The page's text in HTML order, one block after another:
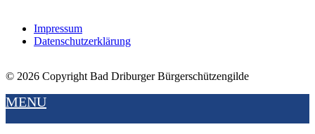
Impressum
Datenschutzerklärung
© 2026 Copyright Bad Driburger Bürgerschützengilde
MENU